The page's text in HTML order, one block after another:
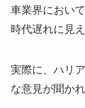
車業界におい
時代遅れに見
実際に、ハリ
な意見が聞かれ